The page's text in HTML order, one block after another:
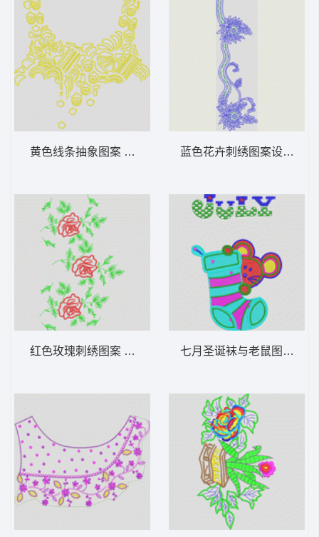
黄色线条抽象图案 抽象曲线领包针
红色玫瑰刺绣图案 玫瑰花
蓝色花卉刺绣图案设计 抽
七月圣诞袜与老鼠图案 兔